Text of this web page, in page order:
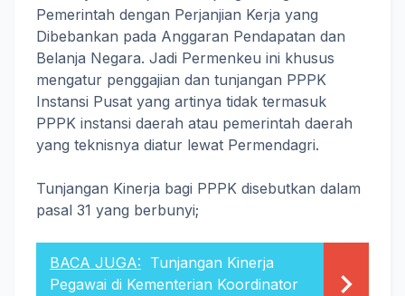
Pemerintah dengan Perjanjian Kerja yang
Dibebankan pada Anggaran Pendapatan dan
Belanja Negara. Jadi Permenkeu ini khusus
mengatur penggajian dan tunjangan PPPK
Instansi Pusat yang artinya tidak termasuk
PPPK instansi daerah atau pemerintah daerah
yang teknisnya diatur lewat Permendagri.
Tunjangan Kinerja bagi PPPK disebutkan dalam
pasal 31 yang berbunyi;
BACA JUGA: Tunjangan Kinerja
Pegawai di Kementerian Koordinator